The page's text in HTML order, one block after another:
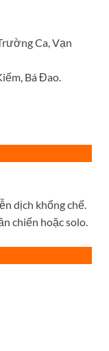
Ca, Vạn
Bá Đao.
dịch khống chế.
chiến hoặc solo.